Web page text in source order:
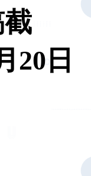
20日